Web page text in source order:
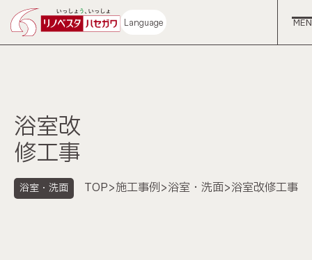
ホーム
コンセプト
Language
浴室改
修工事
浴室・洗面 TOP>施工事例>浴室・洗面>浴室改修工事